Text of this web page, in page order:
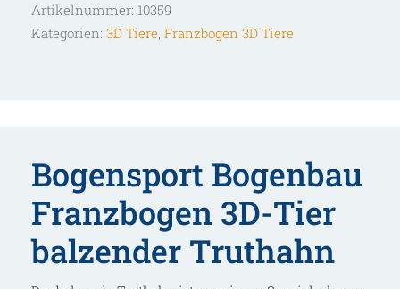
balzender
Truthahn
Artikelnummer: 10359
Kategorien: 3D Tiere, Franzbogen 3D Tiere
Bogensport Bogenbau
Franzbogen 3D-Tier
balzender Truthahn